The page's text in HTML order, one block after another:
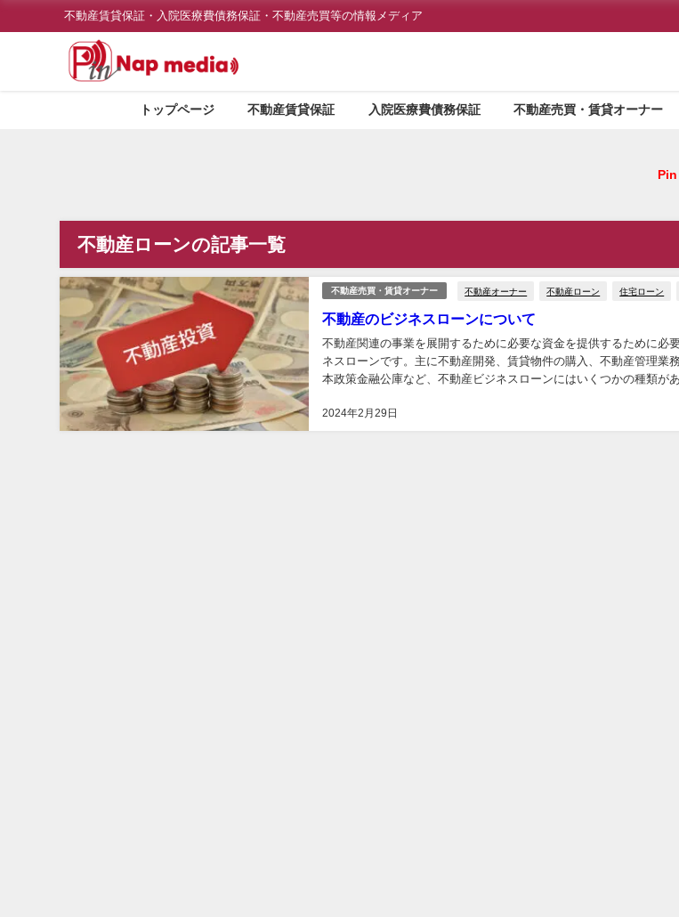
不動産賃貸保証・入院医療費債務保証・不動産売買等の情報メディア
トップページ 不動産賃貸保証 入院医療費債務保証 不動産売買・賃貸オーナー
Pin nap
不動産ローンの記事一覧
不動産売買・賃貸オーナー 不動産オーナー 不動産ローン 住宅ローン
不動産のビジネスローンについて
2024年2月29日
不動産関連の事業を展開するために必要な資金を提供するために必
ネスローンです。主に不動産開発、賃貸物件の購入、不動産管理業
本政策金融公庫など、不動産ビジネスローンにはいくつかの種類が